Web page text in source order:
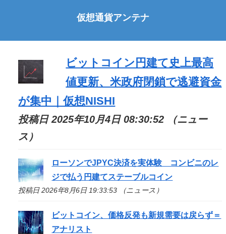
仮想通貨アンテナ
ビットコイン円建て史上最高
値更新、米政府閉鎖で逃避資金
が集中｜仮想NISHI
投稿日 2025年10月4日 08:30:52 （ニュー
ス）
ローソンでJPYC決済を実体験 コンビニのレ
ジで払う円建てステーブルコイン
投稿日 2026年8月6日 19:33:53 （ニュース）
ビットコイン、価格反発も新規需要は戻らず＝
アナリスト